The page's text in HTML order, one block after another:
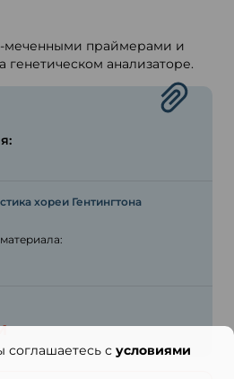
праймерами и
анализаторе.
хореи Гентингтона
с условиями